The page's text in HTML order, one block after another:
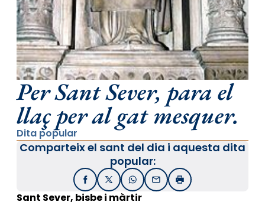
Per Sant Sever, para el
llaç per al gat mesquer.
Dita popular
Comparteix el sant del dia i aquesta dita
popular:
FacebookX / TwitterWhatsApp
EmailImprimir
Sant Sever, bisbe i màrtir